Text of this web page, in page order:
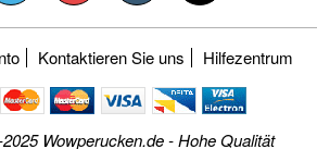
Kontaktieren Sie uns Hilfezentrum
Wowperucken.de - Hohe Qualität